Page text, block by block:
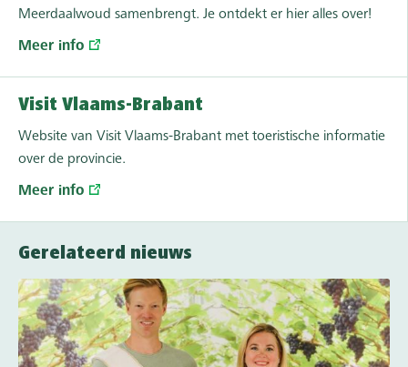
Meerdaalwoud samenbrengt. Je ontdekt er hier alles over!
Meer info
Visit Vlaams-Brabant
Website van Visit Vlaams-Brabant met toeristische informatie
over de provincie.
Meer info
Gerelateerd nieuws